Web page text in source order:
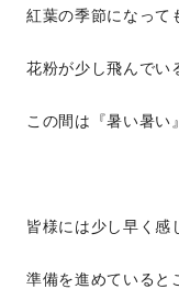
紅葉の季節になって
花粉が少し飛んでい
この間は『暑い暑い
皆様には少し早く感
準備を進めていると